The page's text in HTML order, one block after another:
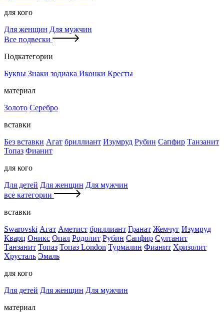
для кого
Для женщин Для мужчин
Все подвески
Подкатегории
Буквы Знаки зодиака Иконки Кресты
материал
Золото Серебро
вставки
Без вставки Агат бриллиант Изумруд Рубин Сапфир Танзанит
Топаз Фианит
для кого
Для детей Для женщин Для мужчин
все категории
вставки
Swarovski Агат Аметист бриллиант Гранат Жемчуг Изумруд
Кварц Оникс Опал Родолит Рубин Сапфир Султанит
Танзанит Топаз Топаз London Турмалин Фианит Хризолит
Хрусталь Эмаль
для кого
Для детей Для женщин Для мужчин
материал